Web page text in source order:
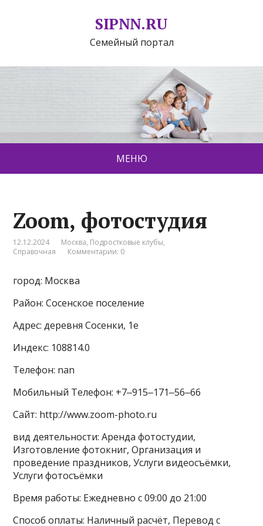
SIPNN.RU
Семейный портал
МЕНЮ
Zoom, фотостудия
12.12.2024 Москва, Подростковые клубы,
Справочная
Комментарии: 0
город: Москва
Район: Сосенское поселение
Адрес: деревня Сосенки, 1е
Индекс: 108814.0
Телефон: nan
Мобильный Телефон: +7‒915‒171‒56‒66
Сайт: http://www.zoom-photo.ru
вид деятельности: Аренда фотостудии,
Изготовление фотокниг, Организация и
проведение праздников, Услуги видеосъёмки,
Услуги фотосъёмки
Время работы: Ежедневно с 09:00 до 21:00
Способ оплаты: Наличный расчёт, Перевод с